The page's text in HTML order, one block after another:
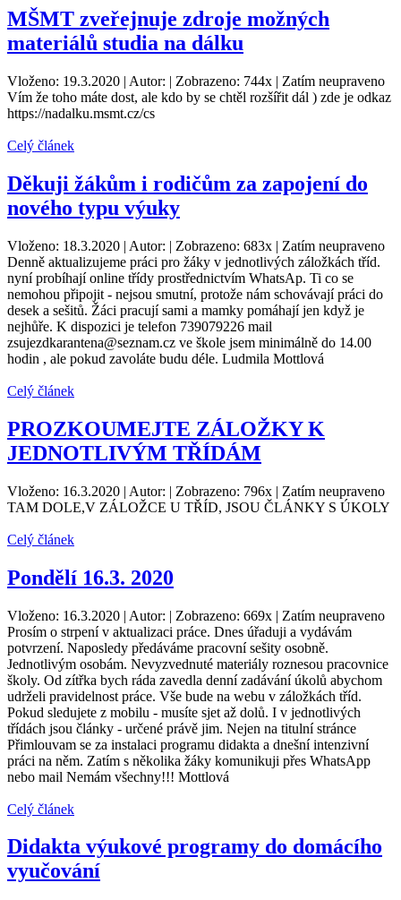
MŠMT zveřejnuje zdroje možných
materiálů studia na dálku
Vloženo: 19.3.2020 | Autor: | Zobrazeno: 744x | Zatím neupraveno
Vím že toho máte dost, ale kdo by se chtěl rozšířit dál ) zde je odkaz
https://nadalku.msmt.cz/cs
Celý článek
Děkuji žákům i rodičům za zapojení do
nového typu výuky
Vloženo: 18.3.2020 | Autor: | Zobrazeno: 683x | Zatím neupraveno
Denně aktualizujeme práci pro žáky v jednotlivých záložkách tříd.
nyní probíhají online třídy prostřednictvím WhatsAp. Ti co se
nemohou připojit - nejsou smutní, protože nám schovávají práci do
desek a sešitů. Žáci pracují sami a mamky pomáhají jen když je
nejhůře. K dispozici je telefon 739079226 mail
zsujezdkarantena@seznam.cz ve škole jsem minimálně do 14.00
hodin , ale pokud zavoláte budu déle. Ludmila Mottlová
Celý článek
PROZKOUMEJTE ZÁLOŽKY K
JEDNOTLIVÝM TŘÍDÁM
Vloženo: 16.3.2020 | Autor: | Zobrazeno: 796x | Zatím neupraveno
TAM DOLE,V ZÁLOŽCE U TŘÍD, JSOU ČLÁNKY S ÚKOLY
Celý článek
Pondělí 16.3. 2020
Vloženo: 16.3.2020 | Autor: | Zobrazeno: 669x | Zatím neupraveno
Prosím o strpení v aktualizaci práce. Dnes úřaduji a vydávám
potvrzení. Naposledy předáváme pracovní sešity osobně.
Jednotlivým osobám. Nevyzvednuté materiály roznesou pracovnice
školy. Od zítřka bych ráda zavedla denní zadávání úkolů abychom
udrželi pravidelnost práce. Vše bude na webu v záložkách tříd.
Pokud sledujete z mobilu - musíte sjet až dolů. I v jednotlivých
třídách jsou články - určené právě jim. Nejen na titulní stránce
Přimlouvam se za instalaci programu didakta a dnešní intenzivní
práci na něm. Zatím s několika žáky komunikuji přes WhatsApp
nebo mail Nemám všechny!!! Mottlová
Celý článek
Didakta výukové programy do domácího
vyučování